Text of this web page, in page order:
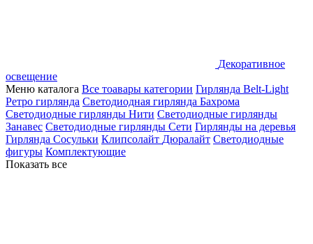
Декоративное
освещение
Меню каталога Все тоавары категории Гирлянда Belt-Light
Ретро гирлянда Светодиодная гирлянда Бахрома
Светодиодные гирлянды Нити Светодиодные гирлянды
Занавес Светодиодные гирлянды Сети Гирлянды на деревья
Гирлянда Сосульки Клипсолайт Дюралайт Светодиодные
фигуры Комплектующие
Показать все